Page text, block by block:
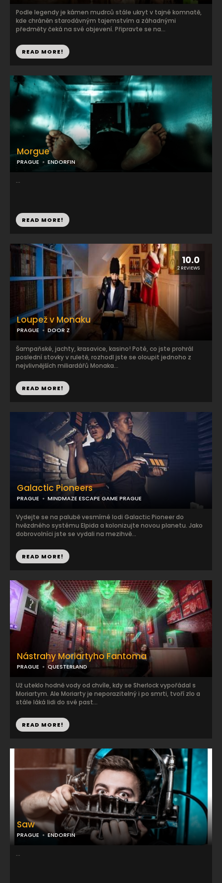
Podle legendy je kámen mudrců stále ukryt v tajné komnatě,
kde chráněn starodávným tajemstvím a záhadnými
předměty čeká na své objevení. Připravte se na...
READ MORE!
Morgue
PRAGUE ENDORFIN
...
READ MORE!
10.0
2 REVIEWS
Loupež v Monaku
PRAGUE DOOR Z
Šampaňské, jachty, krasavice, kasino! Poté, co jste prohrál
poslední stovky v ruletě, rozhodl jste se oloupit jednoho z
nejvlivnějších miliardářů Monaka...
READ MORE!
Galactic Pioneers
PRAGUE MINDMAZE ESCAPE GAME PRAGUE
Vydejte se na palubě vesmírné lodi Galactic Pioneer do
hvězdného systému Elpida a kolonizujte novou planetu. Jako
dobrovolníci jste se vydali na mezihvě...
READ MORE!
Nástrahy Moriartyho Fantoma
PRAGUE QUESTERLAND
Už uteklo hodně vody od chvíle, kdy se Sherlock vypořádal s
Moriartym. Ale Moriarty je neporazitelný i po smrti, tvoří zlo a
stále láká lidi do své past...
READ MORE!
Saw
PRAGUE ENDORFIN
...